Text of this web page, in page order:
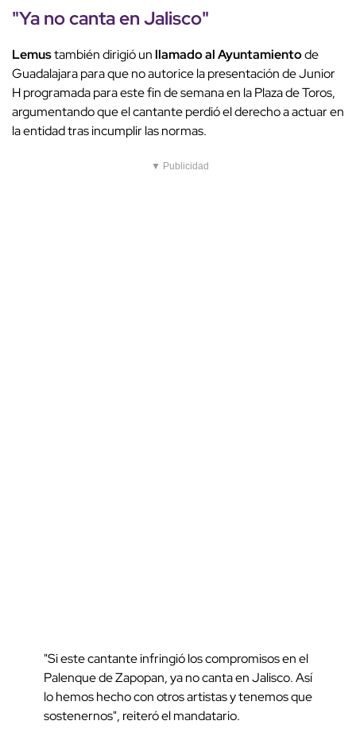
"Ya no canta en Jalisco"
Lemustambién dirigió unllamado al Ayuntamientode
Guadalajara para que no autorice la presentación de Junior
H programada para este fin de semana en la Plaza de Toros,
argumentando que el cantante perdió el derecho a actuar en
la entidad tras incumplir las normas.
▼ Publicidad
"Si este cantante infringió los compromisos en el
Palenque de Zapopan, ya no canta en Jalisco. Así
lo hemos hecho con otros artistas y tenemos que
sostenernos", reiteró el mandatario.